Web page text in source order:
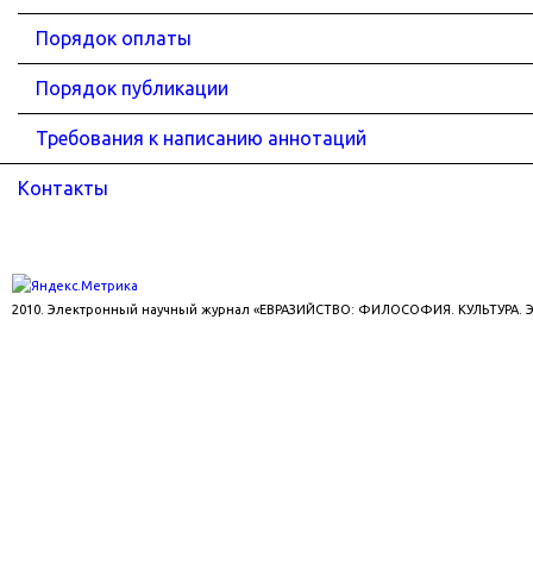
Порядок оплаты
Порядок публикации
Требования к написанию аннотаций
Контакты
2010. Электронный научный журнал «ЕВРАЗИЙСТВО: ФИЛОСОФИЯ. КУЛЬТУРА.